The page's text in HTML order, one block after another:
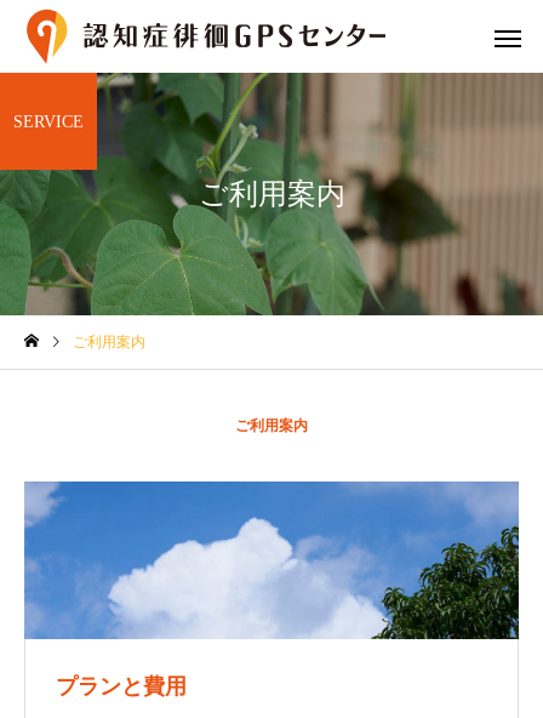
プランと費用 GPS端末の
専用シューズ
ご利用案内
SERVICE
ご利用案内
ご利用案内
プランと費用